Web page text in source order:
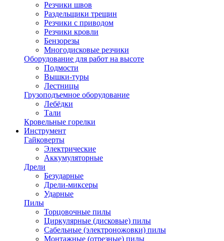
Резчики швов
Раздельщики трещин
Резчики с приводом
Резчики кровли
Бензорезы
Многодисковые резчики
Оборудование для работ на высоте
Подмости
Вышки-туры
Лестницы
Грузоподъемное оборудование
Лебёдки
Тали
Кровельные горелки
Инструмент
Гайковерты
Электрические
Аккумуляторные
Дрели
Безударные
Дрели-миксеры
Ударные
Пилы
Торцовочные пилы
Циркулярные (дисковые) пилы
Сабельные (электроножовки) пилы
Монтажные (отрезные) пилы